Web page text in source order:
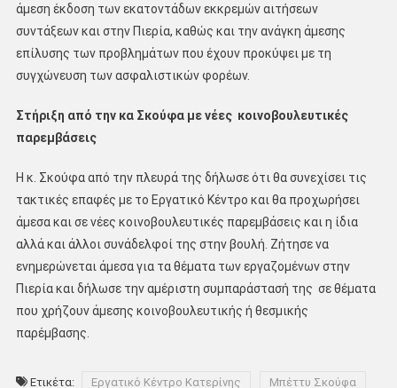
άμεση έκδοση των εκατοντάδων εκκρεμών αιτήσεων
συντάξεων και στην Πιερία, καθώς και την ανάγκη άμεσης
επίλυσης των προβλημάτων που έχουν προκύψει με τη
συγχώνευση των ασφαλιστικών φορέων.
Στήριξη από την κα Σκούφα με νέες κοινοβουλευτικές
παρεμβάσεις
Η κ. Σκούφα από την πλευρά της δήλωσε ότι θα συνεχίσει τις
τακτικές επαφές με το Εργατικό Κέντρο και θα προχωρήσει
άμεσα και σε νέες κοινοβουλευτικές παρεμβάσεις και η ίδια
αλλά και άλλοι συνάδελφοί της στην βουλή. Ζήτησε να
ενημερώνεται άμεσα για τα θέματα των εργαζομένων στην
Πιερία και δήλωσε την αμέριστη συμπαράστασή της σε θέματα
που χρήζουν άμεσης κοινοβουλευτικής ή θεσμικής
παρέμβασης.
Ετικέτα: Εργατικό Κέντρο Κατερίνης
Μπέττυ Σκούφα